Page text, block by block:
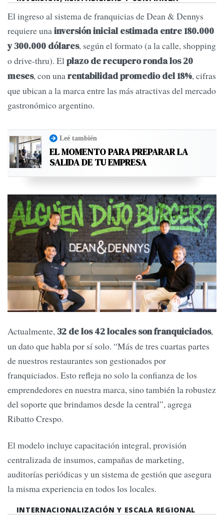
El ingreso al sistema de franquicias de Dean & Dennys
requiere unainversión inicial estimada entre 180.000
y 300.000 dólares, según el formato (a la calle, shopping
o drive-thru). Elplazo de recupero ronda los 20
meses, con unarentabilidad promedio del 18%, cifras
que ubican a la marca entre las más atractivas del mercado
gastronómico argentino.
Leé también
EL MOMENTO PARA PREPARAR LA
SALIDA DE TU EMPRESA
Actualmente,32 de los 42 locales son franquiciados,
un dato que habla por sí solo. “Más de tres cuartas partes
de nuestros restaurantes son gestionados por
franquiciados. Esto refleja no solo la confianza de los
emprendedores en nuestra marca, sino también la robustez
del soporte que brindamos desde la central”, agrega
Ribatto Crespo.
El modelo incluye capacitación integral, provisión
centralizada de insumos, campañas de marketing,
auditorías periódicas y un sistema de gestión que asegura
la misma experiencia en todos los locales.
INTERNACIONALIZACIÓN Y ESCALA REGIONAL